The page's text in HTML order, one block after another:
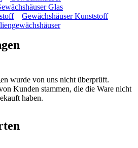
Glas
Gewächshäuser Kunststoff
wurde von uns nicht überprüft.
Kunden stammen, die die Ware nicht
haben.